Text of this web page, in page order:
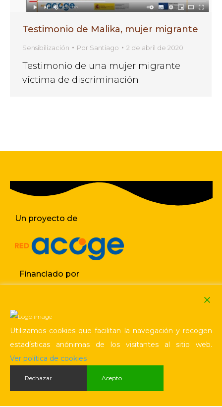
Testimonio de Malika, mujer migrante
Sensibilización Por Santiago 2 de abril de 2020
Testimonio de una mujer migrante
víctima de discriminación
Un proyecto de
Financiado por
Política de cookies
Aviso legal / Privacidad
Utilizamos cookies que facilitan la navegación y recogen
estadísticas anónimas de los visitantes al sitio web.
Ver política de cookies
Rechazar Acepto